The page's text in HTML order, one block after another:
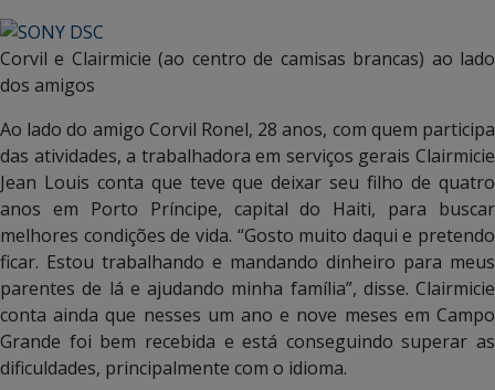
Corvil e Clairmicie (ao centro de camisas brancas) ao lado
dos amigos
Ao lado do amigo Corvil Ronel, 28 anos, com quem participa
das atividades, a trabalhadora em serviços gerais Clairmicie
Jean Louis conta que teve que deixar seu filho de quatro
anos em Porto Príncipe, capital do Haiti, para buscar
melhores condições de vida. “Gosto muito daqui e pretendo
ficar. Estou trabalhando e mandando dinheiro para meus
parentes de lá e ajudando minha família”, disse. Clairmicie
conta ainda que nesses um ano e nove meses em Campo
Grande foi bem recebida e está conseguindo superar as
dificuldades, principalmente com o idioma.